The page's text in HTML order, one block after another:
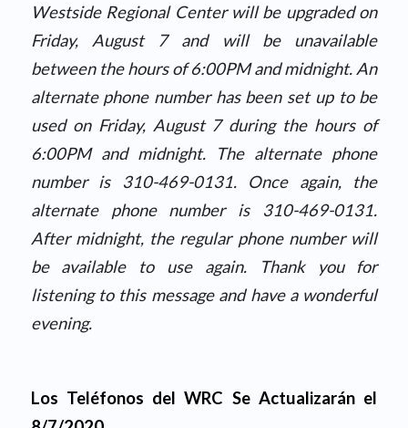
Westside Regional Center will be upgraded on
Friday, August 7 and will be unavailable
between the hours of 6:00PM and midnight. An
alternate phone number has been set up to be
used on Friday, August 7 during the hours of
6:00PM and midnight. The alternate phone
number is 310-469-0131. Once again, the
alternate phone number is 310-469-0131.
After midnight, the regular phone number will
be available to use again. Thank you for
listening to this message and have a wonderful
evening.
Los Teléfonos del WRC Se Actualizarán el